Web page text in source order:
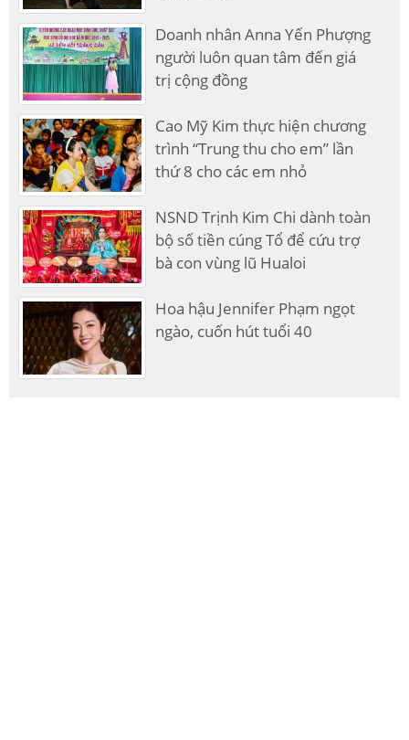
Doanh nhân Anna Yến Phượng
người luôn quan tâm đến giá
trị cộng đồng
Cao Mỹ Kim thực hiện chương
trình “Trung thu cho em” lần
thứ 8 cho các em nhỏ
NSND Trịnh Kim Chi dành toàn
bộ số tiền cúng Tổ để cứu trợ
bà con vùng lũ Hualoi
Hoa hậu Jennifer Phạm ngọt
ngào, cuốn hút tuổi 40